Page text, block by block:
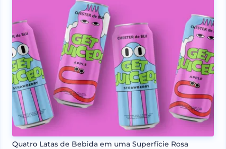
Quatro Latas de Bebida em uma Superfície Rosa